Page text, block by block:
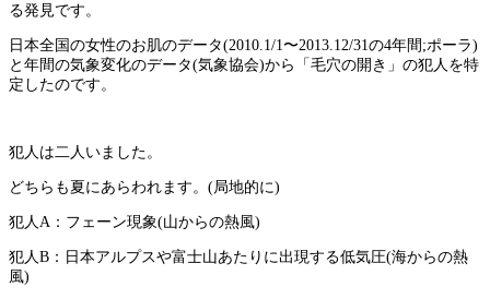
る発見です。
日本全国の女性のお肌のデータ(2010.1/1〜2013.12/31の4年間;ポーラ)
と年間の気象変化のデータ(気象協会)から「毛穴の開き」の犯人を特
定したのです。
犯人は二人いました。
どちらも夏にあらわれます。(局地的に)
犯人A：フェーン現象(山からの熱風)
犯人B：日本アルプスや富士山あたりに出現する低気圧(海からの熱
風)